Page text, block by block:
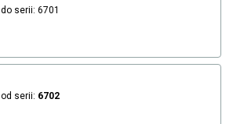
do serii: 6701
od serii: 6702